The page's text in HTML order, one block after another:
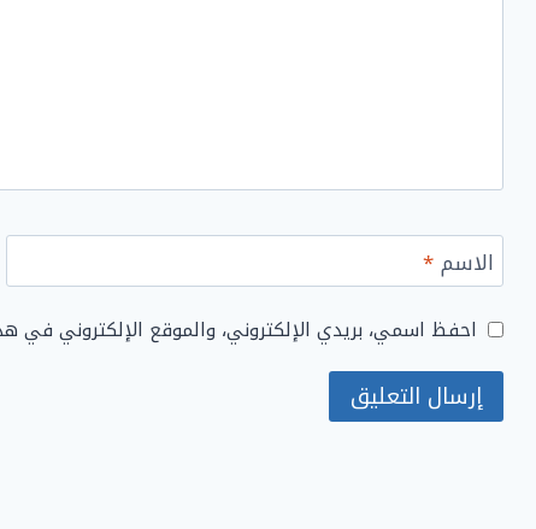
الاسم*
احفظ اسمي، بريدي الإلكتروني، والموقع الإلكتروني